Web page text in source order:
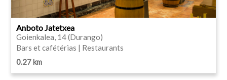
Anboto Jatetxea
Goienkalea, 14 (Durango)
Bars et cafétérias | Restaurants
0.27 km